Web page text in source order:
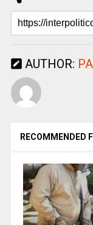
AUTHOR:
RECOMMENDED